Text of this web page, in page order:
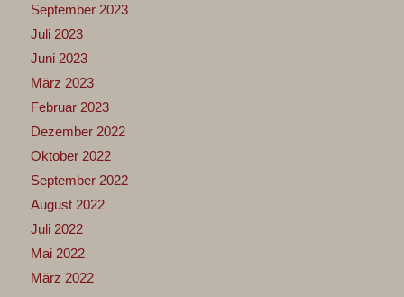
September 2023
Juli 2023
Juni 2023
März 2023
Februar 2023
Dezember 2022
Oktober 2022
September 2022
August 2022
Juli 2022
Mai 2022
März 2022